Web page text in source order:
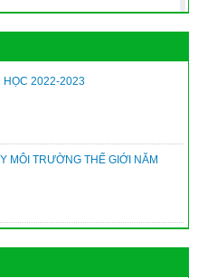
lực quản trị, điều hành của đội ngũ
TRIỂN LÃM ẢNH KỶ NIỆM 115
ĐI TÌM ĐƯỜNG CỨU NƯỚC
dân học tập, noi theo gương Bác
Chí Minh”
HỌC 2022-2023
MÔI TRƯỜNG THẾ GIỚI NĂM